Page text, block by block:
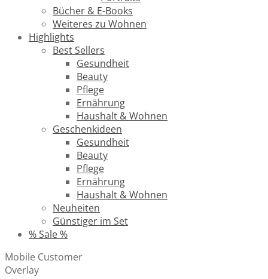
Bücher & E-Books
Weiteres zu Wohnen
Highlights
Best Sellers
Gesundheit
Beauty
Pflege
Ernährung
Haushalt & Wohnen
Geschenkideen
Gesundheit
Beauty
Pflege
Ernährung
Haushalt & Wohnen
Neuheiten
Günstiger im Set
% Sale %
Mobile Customer
Overlay